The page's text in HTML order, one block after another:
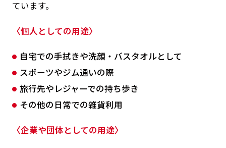
ています。
〈個人としての用途〉
自宅での手拭きや洗顔・バスタオルとして
スポーツやジム通いの際
旅行先やレジャーでの持ち歩き
その他の日常での雑貨利用
〈企業や団体としての用途〉